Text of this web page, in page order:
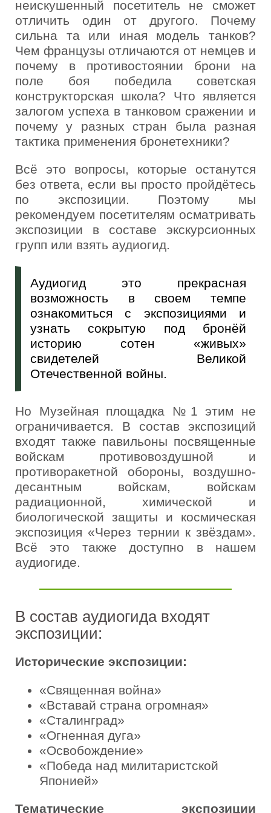
неискушенный посетитель не сможет
отличить один от другого. Почему
сильна та или иная модель танков?
Чем французы отличаются от немцев и
почему в противостоянии брони на
поле боя победила советская
конструкторская школа? Что является
залогом успеха в танковом сражении и
почему у разных стран была разная
тактика применения бронетехники?
Всё это вопросы, которые останутся
без ответа, если вы просто пройдётесь
по экспозиции. Поэтому мы
рекомендуем посетителям осматривать
экспозиции в составе экскурсионных
групп или взять аудиогид.
Аудиогид это прекрасная
возможность в своем темпе
ознакомиться с экспозициями и
узнать сокрытую под бронёй
историю сотен «живых»
свидетелей Великой
Отечественной войны.
Но Музейная площадка №1 этим не
ограничивается. В состав экспозиций
входят также павильоны посвященные
войскам противовоздушной и
противоракетной обороны, воздушно-
десантным войскам, войскам
радиационной, химической и
биологической защиты и космическая
экспозиция «Через тернии к звёздам».
Всё это также доступно в нашем
аудиогиде.
В состав аудиогида входят
экспозиции:
Исторические экспозиции:
«Священная война»
«Вставай страна огромная»
«Сталинград»
«Огненная дуга»
«Освобождение»
«Победа над милитаристской
Японией»
Тематические экспозиции